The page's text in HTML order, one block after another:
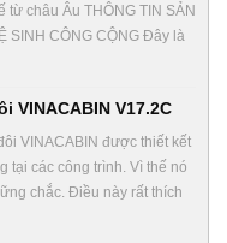
từ châu Âu THÔNG TIN SẢN
SINH CÔNG CỘNG Đây là
VINACABIN V17.2C
VINACABIN được thiết kết
tại các công trình. Vì thế nó
chắc. Điều này rất thích